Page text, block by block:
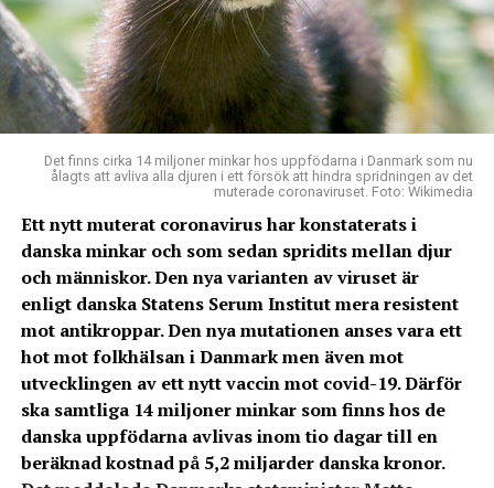
Det finns cirka 14 miljoner minkar hos uppfödarna i Danmark som nu
ålagts att avliva alla djuren i ett försök att hindra spridningen av det
muterade coronaviruset. Foto: Wikimedia
Ett nytt muterat coronavirus har konstaterats i
danska minkar och som sedan spridits mellan djur
och människor. Den nya varianten av viruset är
enligt danska Statens Serum Institut mera resistent
mot antikroppar. Den nya mutationen anses vara ett
hot mot folkhälsan i Danmark men även mot
utvecklingen av ett nytt vaccin mot covid-19.Därför
ska samtliga 14 miljoner minkar som finns hos de
danska uppfödarna avlivas inom tio dagar till en
beräknad kostnad på 5,2 miljarder danska kronor.